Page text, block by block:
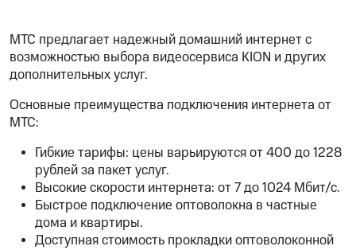
МТС предлагает надежный домашний интернет с
возможностью выбора видеосервиса KION и других
дополнительных услуг.
Основные преимущества подключения интернета от
МТС:
Гибкие тарифы: цены варьируются от 400 до 1228
рублей за пакет услуг.
Высокие скорости интернета: от 7 до 1024 Мбит/с.
Быстрое подключение оптоволокна в частные
дома и квартиры.
Доступная стоимость прокладки оптоволоконной